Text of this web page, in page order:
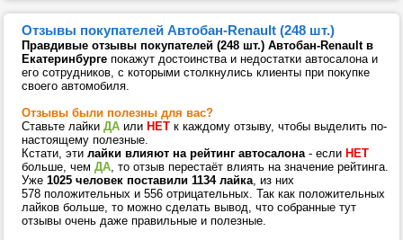
Отзывы покупателей Автобан-Renault (248 шт.)
Правдивые отзывы покупателей (248 шт.) Автобан-Renault в
Екатеринбурге покажут достоинства и недостатки автосалона и
его сотрудников, с которыми столкнулись клиенты при покупке
своего автомобиля.
Отзывы были полезны для вас?
Ставьте лайки ДА или НЕТ к каждому отзыву, чтобы выделить по-
настоящему полезные.
Кстати, эти лайки влияют на рейтинг автосалона- если НЕТ
больше, чем ДА, то отзыв перестаёт влиять на значение рейтинга.
Уже 1025 человек поставили 1134 лайка, из них
578 положительных и 556 отрицательных. Так как положительных
лайков больше, то можно сделать вывод, что собранные тут
отзывы очень даже правильные и полезные.